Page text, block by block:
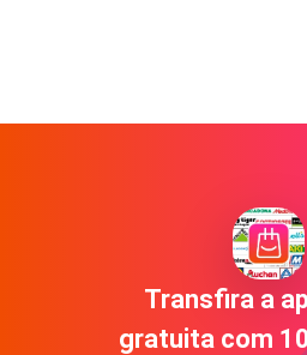
Transfira a
gratuita com